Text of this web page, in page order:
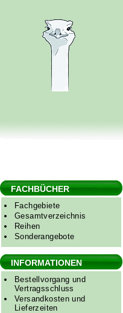
FACHBÜCHER
Fachgebiete
Gesamtverzeichnis
Reihen
Sonderangebote
INFORMATIONEN
Bestellvorgang und
Vertragsschluss
Versandkosten und
Lieferzeiten